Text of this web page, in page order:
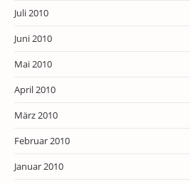
Juli 2010
Juni 2010
Mai 2010
April 2010
März 2010
Februar 2010
Januar 2010